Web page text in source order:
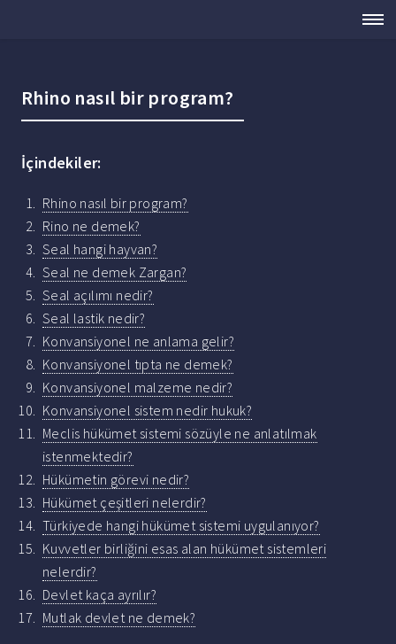
Rhino nasıl bir program?
İçindekiler:
Rhino nasıl bir program?
Rino ne demek?
Seal hangi hayvan?
Seal ne demek Zargan?
Seal açılımı nedir?
Seal lastik nedir?
Konvansiyonel ne anlama gelir?
Konvansiyonel tıpta ne demek?
Konvansiyonel malzeme nedir?
Konvansiyonel sistem nedir hukuk?
Meclis hükümet sistemi sözüyle ne anlatılmak
istenmektedir?
Hükümetin görevi nedir?
Hükümet çeşitleri nelerdir?
Türkiyede hangi hükümet sistemi uygulanıyor?
Kuvvetler birliğini esas alan hükümet sistemleri
nelerdir?
Devlet kaça ayrılır?
Mutlak devlet ne demek?